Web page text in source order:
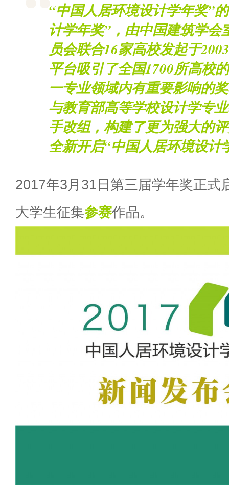
“中国人居环境设计学年奖”
计学年奖”，由中国建筑学会
员会联合16家高校发起于
平台吸引了全国1700所高校
一专业领域内有重要影响的
与教育部高等学校设计学专
手改组，构建了更为强大的
全新开启“中国人居环境设计
2017年3月31日第三届学年奖正式
大学生征集参赛作品。